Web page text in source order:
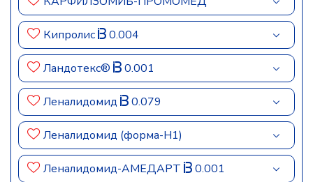
Кипролис 0.004
Ландотекс® 0.001
Леналидомид 0.079
Леналидомид (форма-Н1)
Леналидомид-АМЕДАРТ 0.001